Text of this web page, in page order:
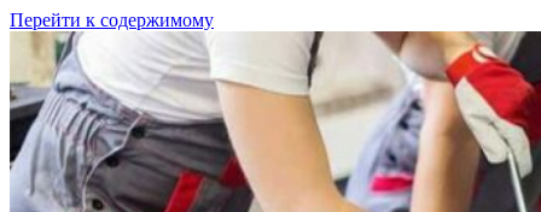
Перейти к содержимому